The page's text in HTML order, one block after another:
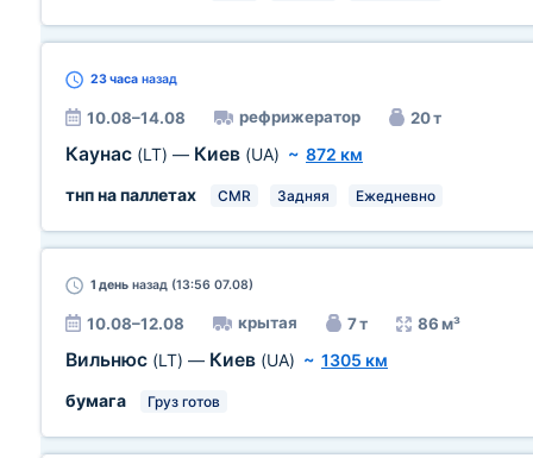
23 часа назад
10.08–14.08 рефрижератор 20 т
Каунас (LT) — Киев (UA) ~ 872 км
тнп на паллетах
CMR Задняя Ежедневно
1 день назад (13:56 07.08)
10.08–12.08 крытая 7 т 86 м³
Вильнюс (LT) — Киев (UA) ~ 1305 км
бумага
Груз готов